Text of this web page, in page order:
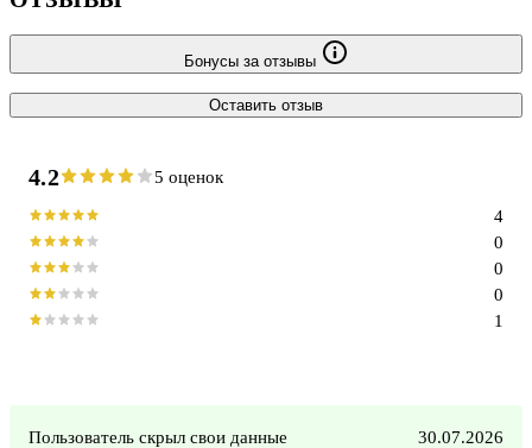
Бонусы за отзывы
Оставить отзыв
4.2 5 оценок
1
0
0
0
4
Пользователь скрыл свои данные 30.07.2026